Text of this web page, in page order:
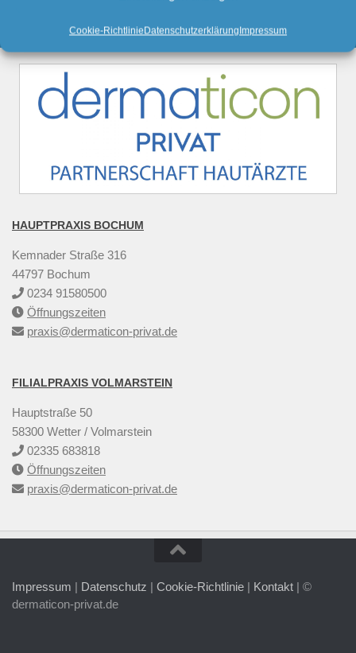
Cookie-RichtlinieDatenschutzerklärungImpressum
TERMIN ONLINE BUCHEN
HAUPTPRAXIS BOCHUM
Kemnader Straße 316
44797 Bochum
0234 91580500
Öffnungszeiten
praxis@dermaticon-privat.de
FILIALPRAXIS VOLMARSTEIN
Hauptstraße 50
58300 Wetter / Volmarstein
02335 683818
Öffnungszeiten
praxis@dermaticon-privat.de
Impressum | Datenschutz | Cookie-Richtlinie | Kontakt | ©
dermaticon-privat.de